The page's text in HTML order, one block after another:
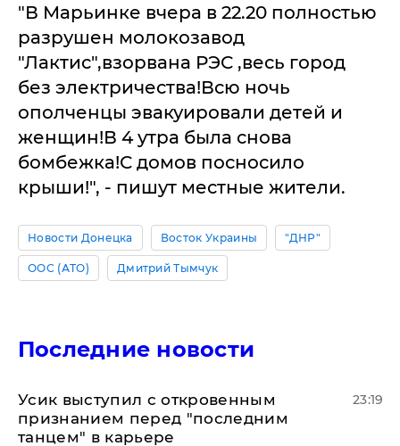
"В Марьинке вчера в 22.20 полностью
разрушен молокозавод
"Лактис",взорвана РЭС ,весь город
без электричества!Всю ночь
ополченцы эвакуировали детей и
женщин!В 4 утра была снова
бомбежка!С домов посносило
крыши!", - пишут местные жители.
Новости Донецка Восток Украины "ДНР"
ООС (АТО) Дмитрий Тымчук
Последние новости
Усик выступил с откровенным
признанием перед "последним
танцем" в карьере
23:19